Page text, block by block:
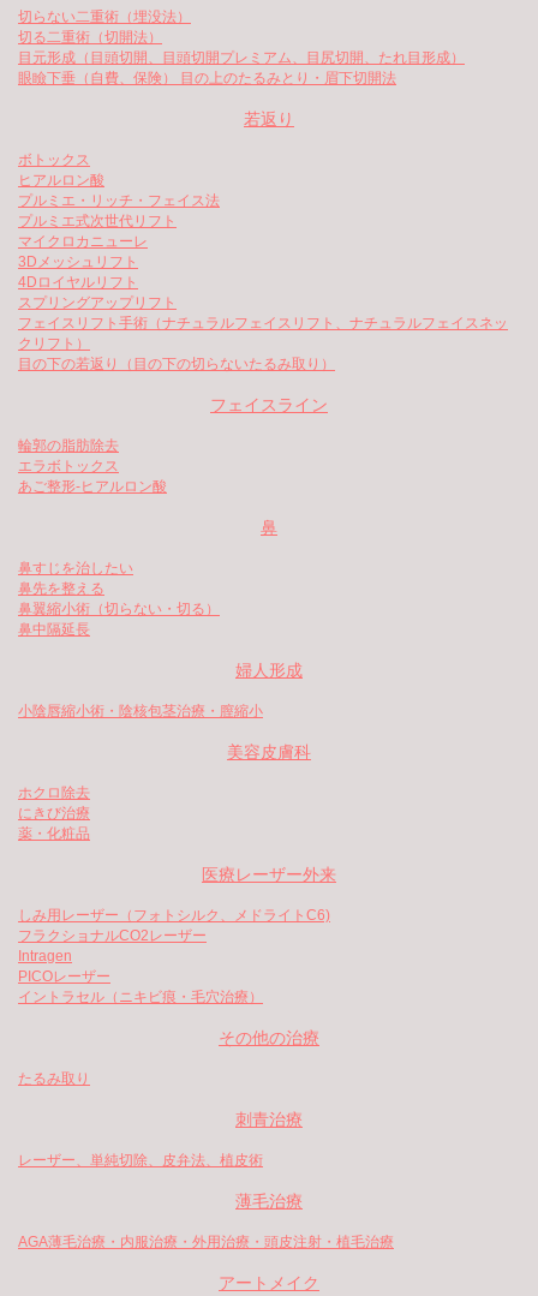
切らない二重術（埋没法）
切る二重術（切開法）
目元形成（目頭切開、目頭切開プレミアム、目尻切開、たれ目形成）
眼瞼下垂（自費、保険） 目の上のたるみとり・眉下切開法
若返り
ボトックス
ヒアルロン酸
プルミエ・リッチ・フェイス法
プルミエ式次世代リフト
マイクロカニューレ
3Dメッシュリフト
4Dロイヤルリフト
スプリングアップリフト
フェイスリフト手術（ナチュラルフェイスリフト、ナチュラルフェイスネッ
クリフト）
目の下の若返り（目の下の切らないたるみ取り）
フェイスライン
輪郭の脂肪除去
エラボトックス
あご整形-ヒアルロン酸
鼻
鼻すじを治したい
鼻先を整える
鼻翼縮小術（切らない・切る）
鼻中隔延長
婦人形成
小陰唇縮小術・陰核包茎治療・膣縮小
美容皮膚科
ホクロ除去
にきび治療
薬・化粧品
医療レーザー外来
しみ用レーザー（フォトシルク、メドライトC6)
フラクショナルCO2レーザー
Intragen
PICOレーザー
イントラセル（ニキビ痕・毛穴治療）
その他の治療
たるみ取り
刺青治療
レーザー、単純切除、皮弁法、植皮術
薄毛治療
AGA薄毛治療・内服治療・外用治療・頭皮注射・植毛治療
アートメイク